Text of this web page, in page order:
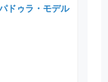
ドゥラ・モデル